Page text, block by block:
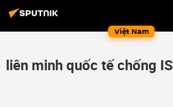
Việt Nam
liên minh quốc tế chống IS